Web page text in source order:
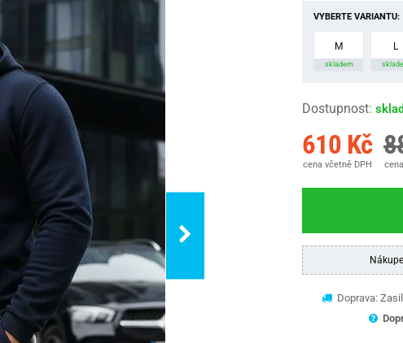
VYBERTE VARIANTU:
M
skladem
L
Dostupnost:
610 Kč
cena včetně DPH
Doprava: